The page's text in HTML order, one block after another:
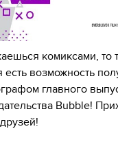
комиксами, то
есть возможность
главного
Bubble!